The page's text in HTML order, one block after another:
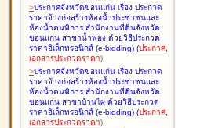
>ประกาศจังหวัดขอนแก่น เรื่อง ประกวด
ราคาจ้างก่อสร้างห้องน้ำประชาชนและ
ห้องน้ำคนพิการ สำนักงานที่ดินจังหวัด
ขอนแก่น สาขาน้ำพอง ด้วยวิธีประกวด
ราคาอิเล็กทรอนิกส์ (e-bidding) (ประกาศ,
เอกสารประกวดราคา)
>ประกาศจังหวัดขอนแก่น เรื่อง ประกวด
ราคาจ้างก่อสร้างห้องน้ำประชาชนและ
ห้องน้ำคนพิการ สำนักงานที่ดินจังหวัด
ขอนแก่น สาขาบ้านไผ่ ด้วยวิธีประกวด
ราคาอิเล็กทรอนิกส์ (e-bidding) (ประกาศ,
เอกสารประกวดราคา)